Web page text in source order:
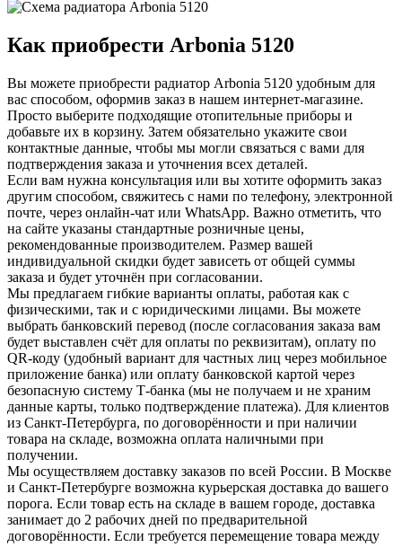
Как приобрести Arbonia 5120
Вы можете приобрести радиатор Arbonia 5120 удобным для
вас способом, оформив заказ в нашем интернет-магазине.
Просто выберите подходящие отопительные приборы и
добавьте их в корзину. Затем обязательно укажите свои
контактные данные, чтобы мы могли связаться с вами для
подтверждения заказа и уточнения всех деталей.
Если вам нужна консультация или вы хотите оформить заказ
другим способом, свяжитесь с нами по телефону, электронной
почте, через онлайн-чат или WhatsApp. Важно отметить, что
на сайте указаны стандартные розничные цены,
рекомендованные производителем. Размер вашей
индивидуальной скидки будет зависеть от общей суммы
заказа и будет уточнён при согласовании.
Мы предлагаем гибкие варианты оплаты, работая как с
физическими, так и с юридическими лицами. Вы можете
выбрать банковский перевод (после согласования заказа вам
будет выставлен счёт для оплаты по реквизитам), оплату по
QR-коду (удобный вариант для частных лиц через мобильное
приложение банка) или оплату банковской картой через
безопасную систему Т-банка (мы не получаем и не храним
данные карты, только подтверждение платежа). Для клиентов
из Санкт-Петербурга, по договорённости и при наличии
товара на складе, возможна оплата наличными при
получении.
Мы осуществляем доставку заказов по всей России. В Москве
и Санкт-Петербурге возможна курьерская доставка до вашего
порога. Если товар есть на складе в вашем городе, доставка
занимает до 2 рабочих дней по предварительной
договорённости. Если требуется перемещение товара между